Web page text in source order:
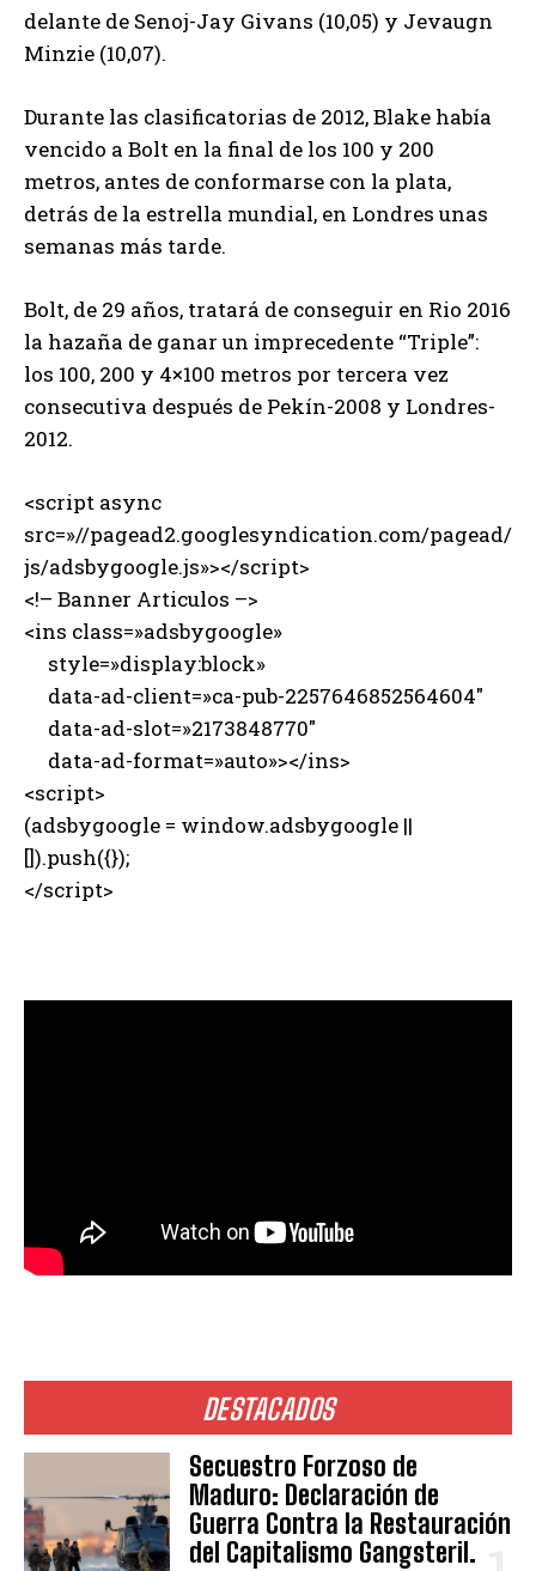
DESTACADOS
Secuestro Forzoso de
Maduro: Declaración de
Guerra Contra la Restauración
del Capitalismo Gangsteril.
delante de Senoj-Jay Givans (10,05) y Jevaugn
Minzie (10,07).
Durante las clasificatorias de 2012, Blake había
vencido a Bolt en la final de los 100 y 200
metros, antes de conformarse con la plata,
detrás de la estrella mundial, en Londres unas
semanas más tarde.
Bolt, de 29 años, tratará de conseguir en Rio 2016
la hazaña de ganar un imprecedente “Triple”:
los 100, 200 y 4×100 metros por tercera vez
consecutiva después de Pekín-2008 y Londres-
2012.
<script async
src=»//pagead2.googlesyndication.com/pagead/
js/adsbygoogle.js»></script>
<!– Banner Articulos –>
<ins class=»adsbygoogle»
style=»display:block»
data-ad-client=»ca-pub-2257646852564604″
data-ad-slot=»2173848770″
data-ad-format=»auto»></ins>
<script>
(adsbygoogle = window.adsbygoogle ||
[]).push({});
</script>